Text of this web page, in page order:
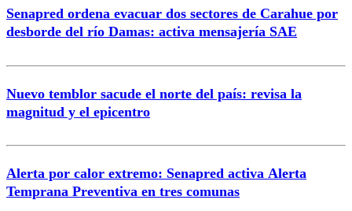
Correo
Senapred ordena evacuar dos sectores de Carahue por
desborde del río Damas: activa mensajería SAE
Nuevo temblor sacude el norte del país: revisa la
magnitud y el epicentro
Alerta por calor extremo: Senapred activa Alerta
Temprana Preventiva en tres comunas